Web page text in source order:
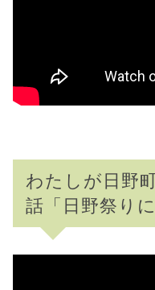
わたしが日野
話「日野祭りに